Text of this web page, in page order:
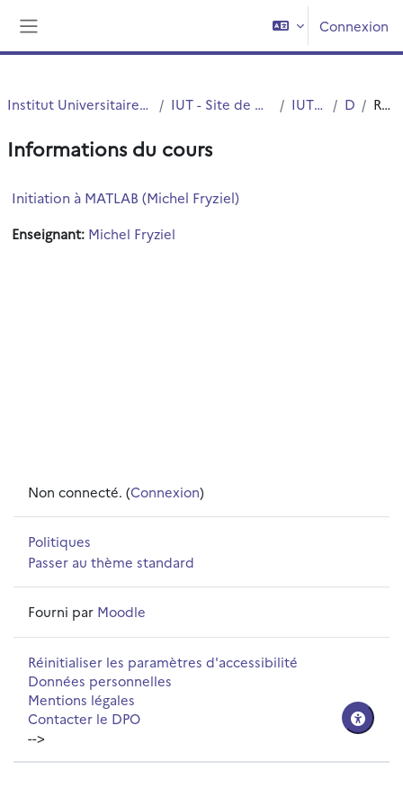
Connexion
Institut Universitaire de Technologie (IUT) IUT - Site de Villeneuve d'Ascq IUT - G.E.I.I. DUT Résumé
Informations du cours
Initiation à MATLAB (Michel Fryziel)
Enseignant: Michel Fryziel
Non connecté. (Connexion)
Politiques
Passer au thème standard
Fourni par Moodle
Réinitialiser les paramètres d'accessibilité
Données personnelles
Mentions légales
Contacter le DPO
-->